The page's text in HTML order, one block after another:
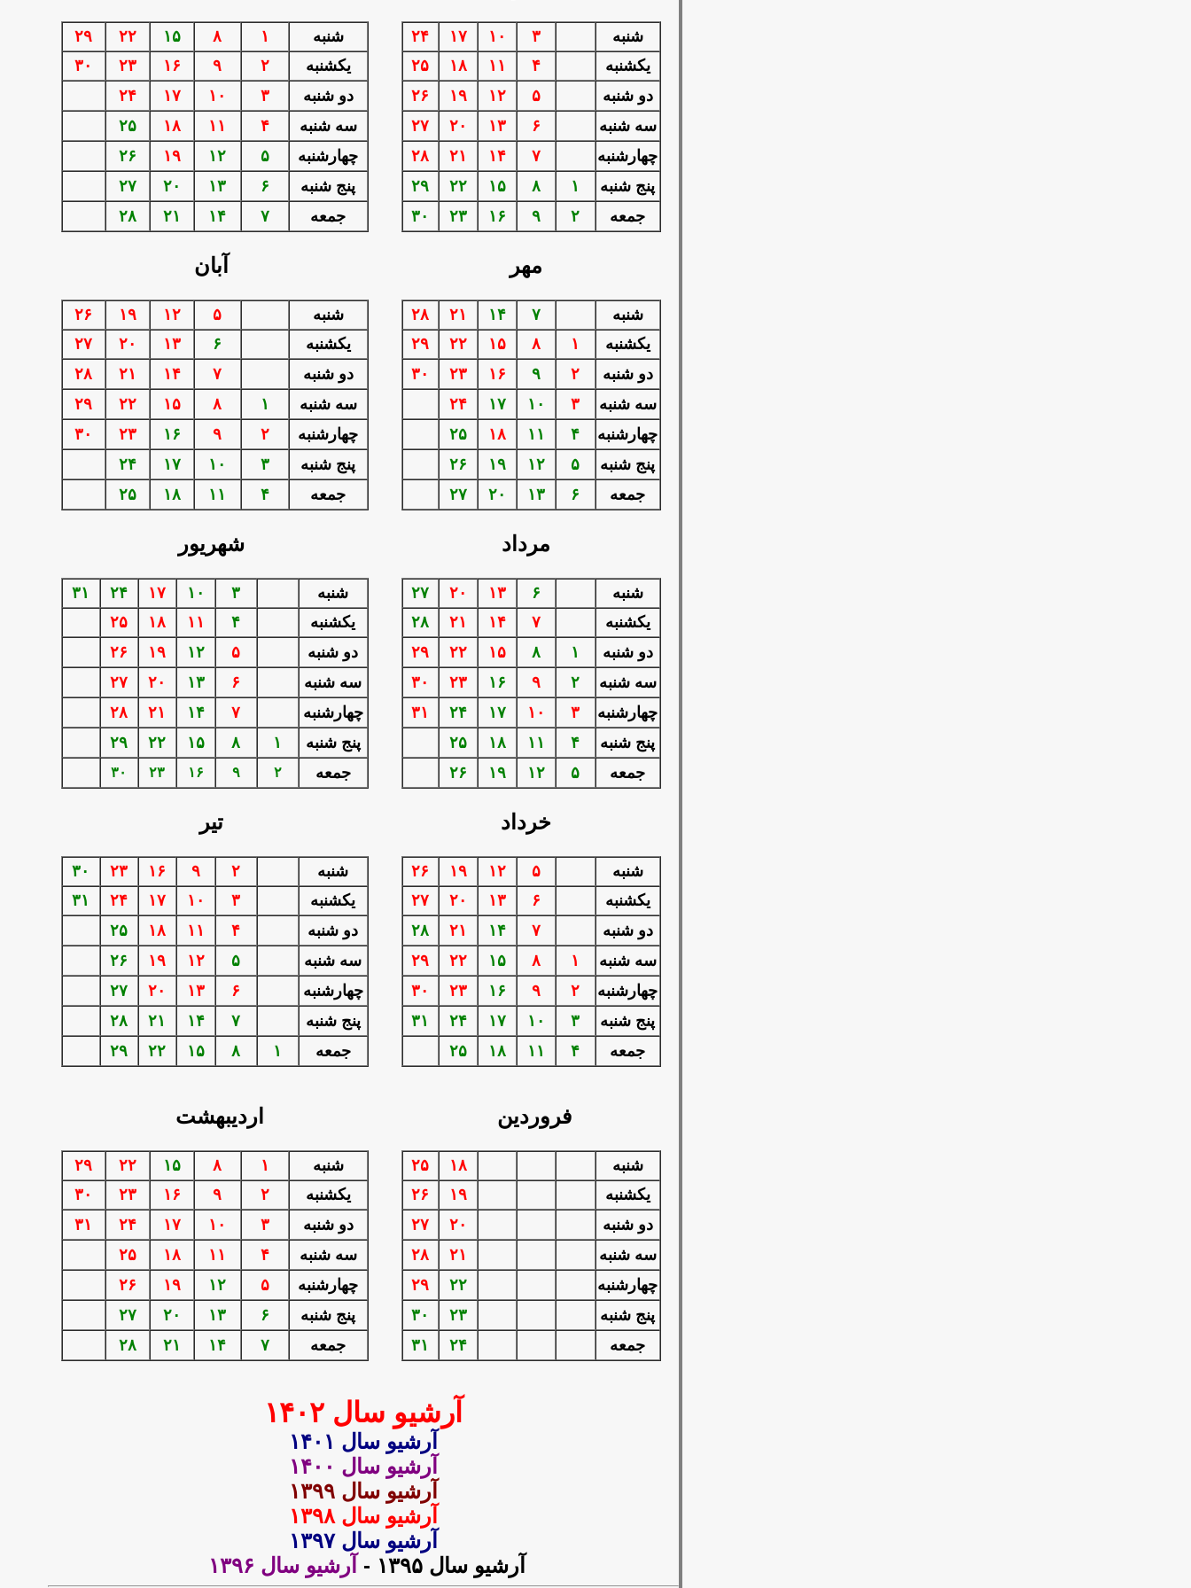
۲۹ ۲۲ ۱۵ ۸ ۱
شنبه
۳۰
۲۳ ۱۶ ۹ ۲
يكشنبه
۲۴
۱۷ ۱۰ ۳
دو شنبه
۲۵
۱۸ ۱۱ ۴
سه شنبه
۲۶
۱۹ ۱۲ ۵
چهارشنبه
۲۷
۲۰ ۱۳ ۶
پنج شنبه
۲۸
۲۱ ۱۴ ۷ جمعه
۲۴ ۱۷ ۱۰ ۳
شنبه
۲۵
۱۸ ۱۱ ۴
يكشنبه
۲۶
۱۹ ۱۲ ۵
دو شنبه
۲۷
۲۰ ۱۳ ۶
سه شنبه
۲۸
۲۱ ۱۴ ۷
چهارشنبه
۲۹
۲۲ ۱۵ ۸ ۱
پنج شنبه
۳۰
۲۳ ۱۶ ۹ ۲ جمعه
۲۶ ۱۹ ۱۲ ۵
شنبه
۲۷
۲۰ ۱۳ ۶
يكشنبه
۲۸
۲۱ ۱۴ ۷
دو شنبه
۲۹
۲۲ ۱۵ ۸ ۱
سه شنبه
۳۰
۲۳ ۱۶ ۹ ۲
چهارشنبه
۲۴
۱۷ ۱۰ ۳
پنج شنبه
۲۵
۱۸ ۱۱ ۴ جمعه
۲۸ ۲۱ ۱۴ ۷
شنبه
۲۹
۲۲ ۱۵ ۸ ۱
يكشنبه
۳۰
۲۳ ۱۶ ۹ ۲
دو شنبه
۲۴
۱۷ ۱۰ ۳
سه شنبه
۲۵
۱۸ ۱۱ ۴
چهارشنبه
۲۶
۱۹ ۱۲ ۵
پنج شنبه
۲۷
۲۰ ۱۳ ۶ جمعه
شهریور
۳۱ ۲۴ ۱۷ ۱۰ ۳
شنبه
۲۵
۱۸ ۱۱ ۴
يكشنبه
۲۶
۱۹ ۱۲ ۵
دو شنبه
۲۷
۲۰ ۱۳ ۶
سه شنبه
۲۸
۲۱ ۱۴ ۷
چهارشنبه
۲۹
۲۲ ۱۵ ۸ ۱ پنج شنبه
۳۰ ۲۳ ۱۶ ۹ ۲ جمعه
۲۷ ۲۰ ۱۳ ۶
شنبه
۲۸
۲۱ ۱۴ ۷
يكشنبه
۲۹
۲۲ ۱۵ ۸ ۱
دو شنبه
۳۰
۲۳ ۱۶ ۹ ۲
سه شنبه
۳۱
۲۴ ۱۷ ۱۰ ۳
چهارشنبه
۲۵
۱۸ ۱۱ ۴
پنج شنبه
۲۶
۱۹ ۱۲ ۵ جمعه
تیر
۳۰ ۲۳ ۱۶ ۹ ۲
شنبه
۳۱
۲۴ ۱۷ ۱۰ ۳
يكشنبه
۲۵
۱۸ ۱۱ ۴
دو شنبه
۲۶
۱۹ ۱۲ ۵
سه شنبه
۲۷
۲۰ ۱۳ ۶
چهارشنبه
۲۸
۲۱ ۱۴ ۷
پنج شنبه
۲۹
۲۲ ۱۵ ۸ ۱ جمعه
۲۶ ۱۹ ۱۲ ۵
شنبه
۲۷
۲۰ ۱۳ ۶
يكشنبه
۲۸
۲۱ ۱۴ ۷
دو شنبه
۲۹
۲۲ ۱۵ ۸ ۱
سه شنبه
۳۰
۲۳ ۱۶ ۹ ۲
چهارشنبه
۳۱
۲۴ ۱۷ ۱۰ ۳
پنج شنبه
۲۵
۱۸ ۱۱ ۴ جمعه
اردیبهشت فروردین
۲۹ ۲۲ ۱۵ ۸ ۱
شنبه
۳۰
۲۳ ۱۶ ۹ ۲
يكشنبه
۳۱
۲۴ ۱۷ ۱۰ ۳
دو شنبه
۲۵
۱۸ ۱۱ ۴
سه شنبه
۲۶
۱۹ ۱۲ ۵
چهارشنبه
۲۷
۲۰ ۱۳ ۶
پنج شنبه
۲۸
۲۱ ۱۴ ۷ جمعه
۲۵ ۱۸
شنبه
۲۶
۱۹
يكشنبه
۲۷
۲۰
دو شنبه
۲۸
۲۱
سه شنبه
۲۹
۲۲
چهارشنبه
۳۰
۲۳
پنج شنبه
۳۱
۲۴ جمعه
آرشیو سال ۱۴۰۲
آرشیو سال ۱۴۰۱
آرشیو سال ۱۴۰۰
آرشیو سال ۱۳۹۹
آرشیو سال ۱۳۹۸
آرشیو سال ۱۳۹۷
آرشیو سال ۱۳۹۵
- آرشیو سال ۱۳۹۶